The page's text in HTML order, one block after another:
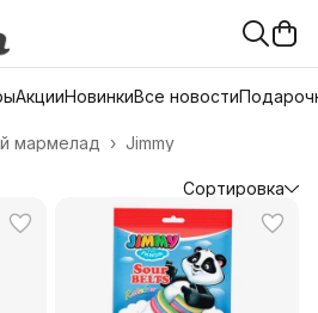
АкцииНовинкиВсе новости
Jimmy
мармелад ›
Сортировка